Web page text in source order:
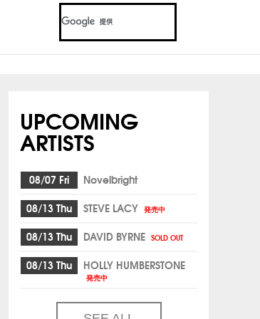
UPCOMING
ARTISTS
08/07 Fri
Novelbright
08/13 Thu
STEVE LACY 発売中
08/13 Thu DAVID BYRNE SOLD OUT
08/13 Thu HOLLY HUMBERSTONE
発売中